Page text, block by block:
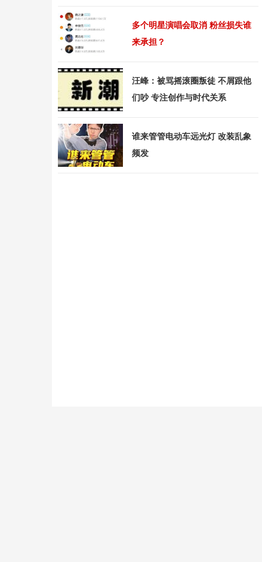
多个明星演唱会取消 粉丝损失谁
来承担？
汪峰：被骂摇滚圈叛徒 不屑跟他
们吵 专注创作与时代关系
谁来管管电动车远光灯 改装乱象
频发